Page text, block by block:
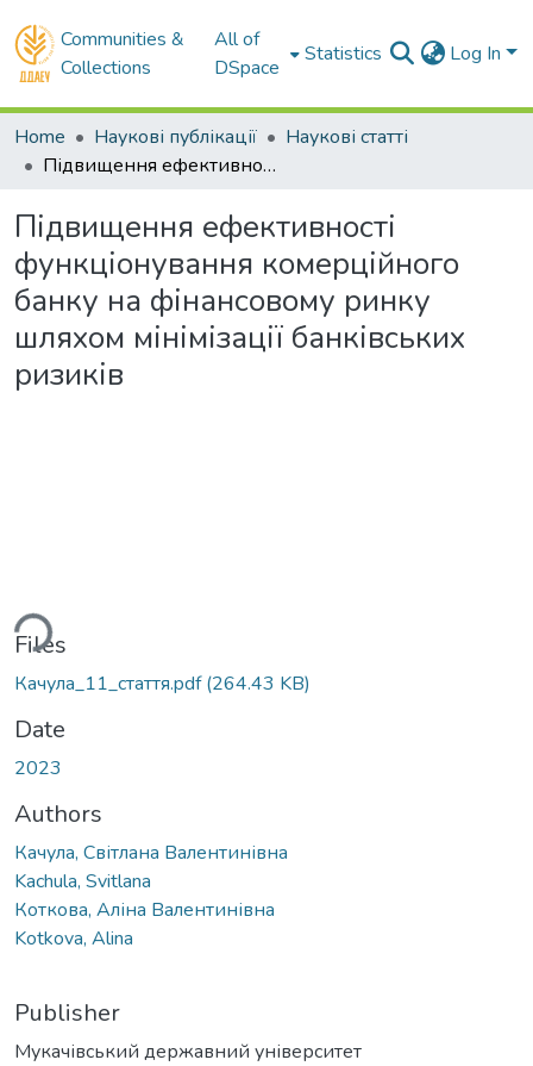
Communities &
Collections
All of
DSpace
Statistics Log In
Home Наукові публікації
Наукові статті
Підвищення ефективності функціонування комерційного банку на фінансовому ринку шляхом мінімізації банківських ризиків
Підвищення ефективності
функціонування комерційного
банку на фінансовому ринку
шляхом мінімізації банківських
ризиків
Files
Качула_11_стаття.pdf(264.43 KB)
Date
2023
Authors
Качула, Світлана Валентинівна
Kachula, Svitlana
Коткова, Аліна Валентинівна
Kotkova, Alina
Publisher
Мукачівський державний університет